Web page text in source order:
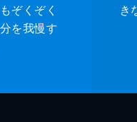
ぞくぞく
を我慢す
き